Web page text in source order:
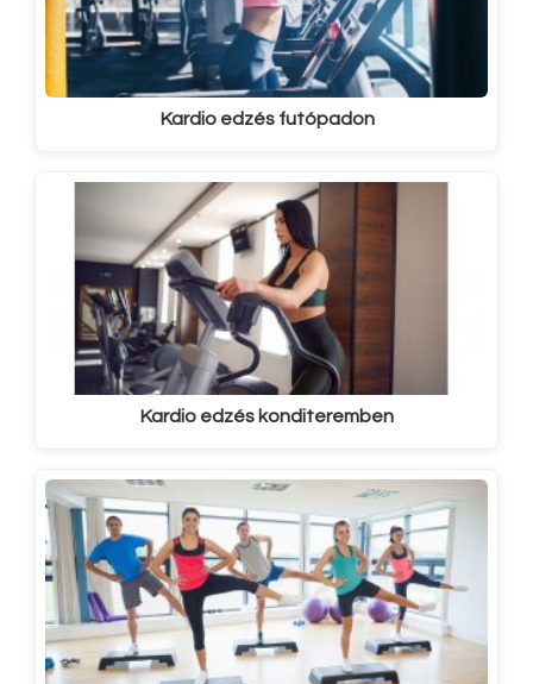
Kardio edzés futópadon
Kardio edzés konditeremben